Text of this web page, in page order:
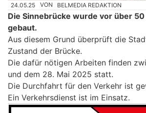
24.05.25 VON BELMEDIA REDAKTION
Die Sinnebrücke wurde vor über
gebaut.
Aus diesem Grund überprüft die
Zustand der Brücke.
Die dafür nötigen Arbeiten finden
und dem 28. Mai 2025 statt.
Die Durchfahrt für den Verkehr ist
Ein Verkehrsdienst ist im Einsatz.